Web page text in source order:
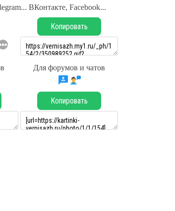
ВКонтакте, Facebook...
Копировать
Для форумов и чатов
Копировать